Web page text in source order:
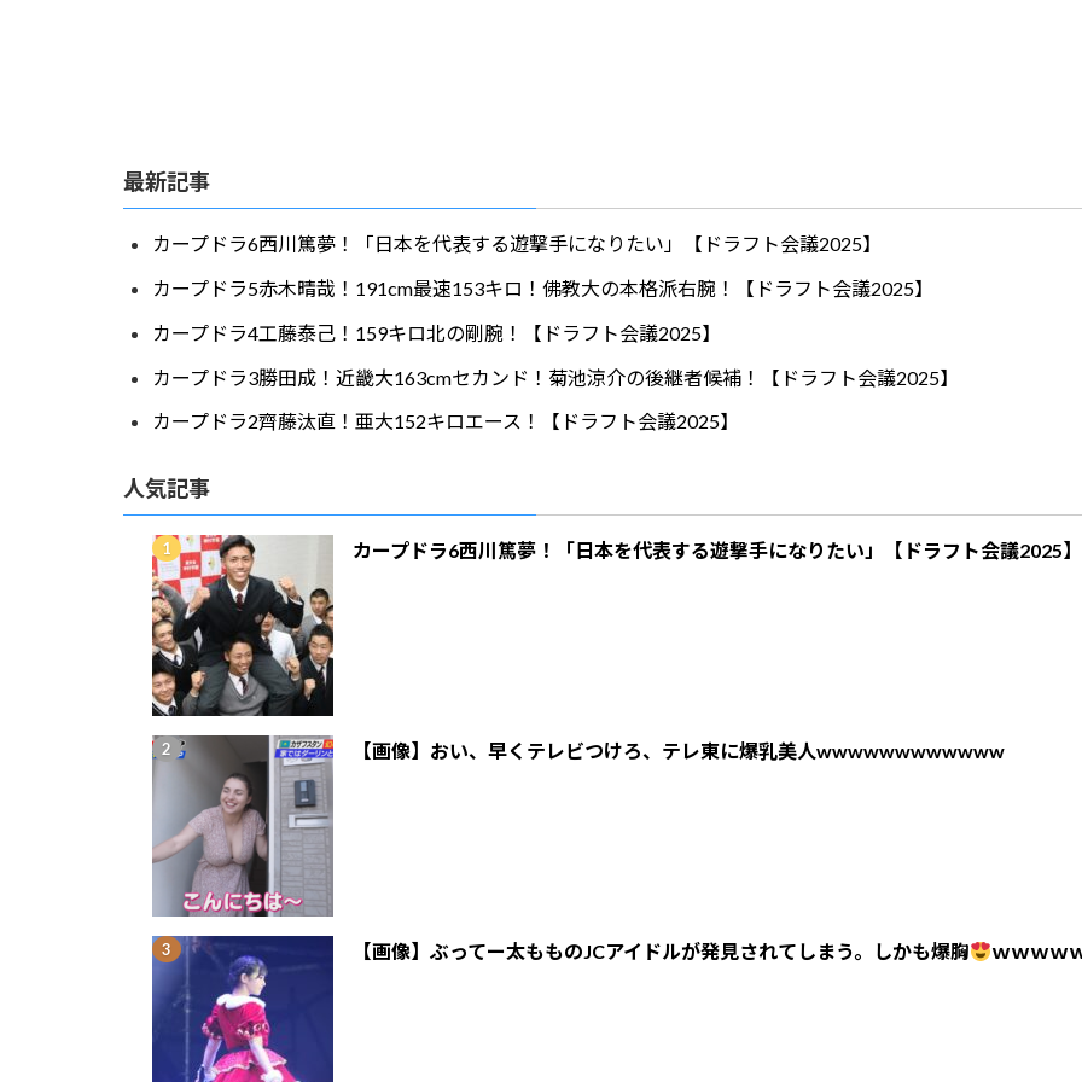
最新記事
カープドラ6西川篤夢！「日本を代表する遊撃手になりたい」【ドラフト会議2025】
カープドラ5赤木晴哉！191cm最速153キロ！佛教大の本格派右腕！【ドラフト会議2025】
カープドラ4工藤泰己！159キロ北の剛腕！【ドラフト会議2025】
カープドラ3勝田成！近畿大163cmセカンド！菊池涼介の後継者候補！【ドラフト会議2025】
カープドラ2齊藤汰直！亜大152キロエース！【ドラフト会議2025】
人気記事
カープドラ6西川篤夢！「日本を代表する遊撃手になりたい」【ドラフト会議2025】
【画像】おい、早くテレビつけろ、テレ東に爆乳美人wwwwwwwwwwww
【画像】ぶってー太もものJCアイドルが発見されてしまう。しかも爆胸 ｗｗｗｗ